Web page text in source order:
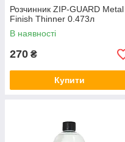
Розчинник ZIP-GUARD Metal
Finish Thinner 0.473л
В наявності
270 ₴
Купити